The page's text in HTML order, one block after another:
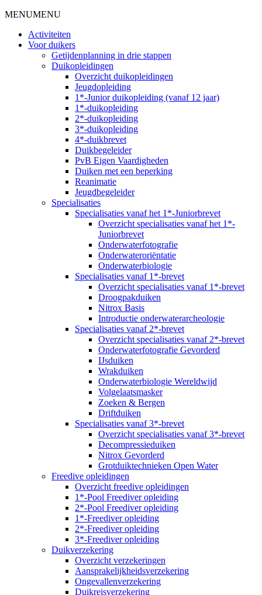
MENUMENU
Activiteiten
Voor duikers
Getijdenplanning in drie stappen
Duikopleidingen
Overzicht duikopleidingen
Jeugdopleiding
1*-Junior duikopleiding (vanaf 12 jaar)
1*-duikopleiding
2*-duikopleiding
3*-duikopleiding
4*-duikbrevet
Duikbegeleider
PvB Eigen Vaardigheden
Duiken met een beperking
Reanimatie
Jeugdbegeleider
Specialisaties
Specialisaties vanaf het 1*-Juniorbrevet
Overzicht specialisaties vanaf het 1*-
Juniorbrevet
Onderwaterfotografie
Onderwateroriëntatie
Onderwaterbiologie
Specialisaties vanaf 1*-brevet
Overzicht specialisaties vanaf 1*-brevet
Droogpakduiken
Nitrox Basis
Introductie onderwaterarcheologie
Specialisaties vanaf 2*-brevet
Overzicht specialisaties vanaf 2*-brevet
Onderwaterfotografie Gevorderd
IJsduiken
Wrakduiken
Onderwaterbiologie Wereldwijd
Volgelaatsmasker
Zoeken & Bergen
Driftduiken
Specialisaties vanaf 3*-brevet
Overzicht specialisaties vanaf 3*-brevet
Decompressieduiken
Nitrox Gevorderd
Grotduiktechnieken Open Water
Freedive opleidingen
Overzicht freedive opleidingen
1*-Pool Freediver opleiding
2*-Pool Freediver opleiding
1*-Freediver opleiding
2*-Freediver opleiding
3*-Freediver opleiding
Duikverzekering
Overzicht verzekeringen
Aansprakelijkheidsverzekering
Ongevallenverzekering
Duikreisverzekering